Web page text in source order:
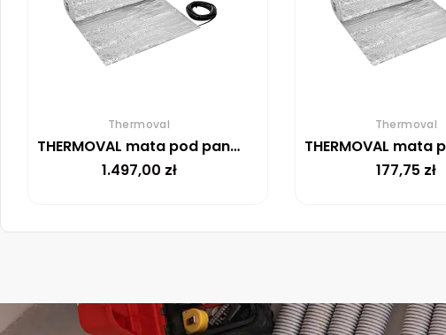
Thermoval
THERMOVAL mata pod panele WT 2010 AL 150 W/m²-15M²
1.497,00 zł
Thermoval
177,75 zł